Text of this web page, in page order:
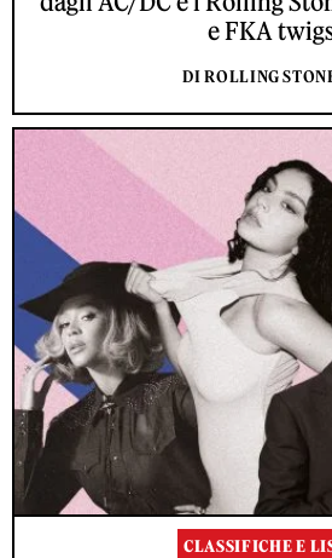
e FKA
DI ROLLING
CLASSIFICHE E